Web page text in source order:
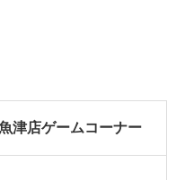
津店ゲームコーナー